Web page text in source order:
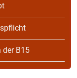
der B15